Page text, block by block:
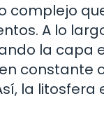
complejo
A lo
la capa
constante
la litosfera